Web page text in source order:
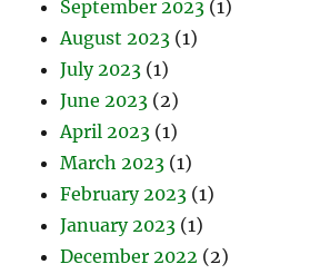
September 2023 (1)
August 2023 (1)
July 2023 (1)
June 2023 (2)
April 2023 (1)
March 2023 (1)
February 2023 (1)
January 2023 (1)
December 2022 (2)